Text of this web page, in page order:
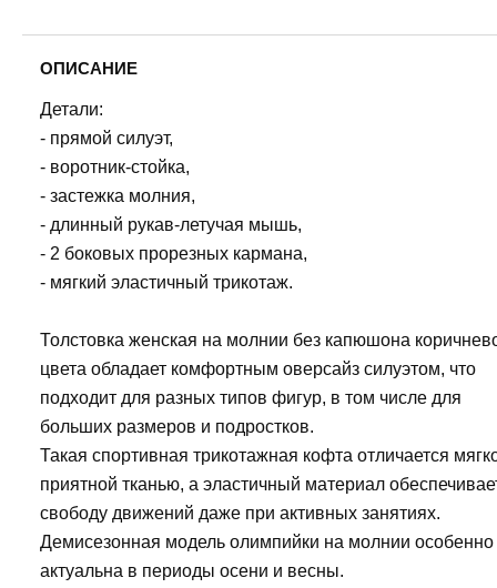
ОПИСАНИЕ
Детали:
- прямой силуэт,
- воротник-стойка,
- застежка молния,
- длинный рукав-летучая мышь,
- 2 боковых прорезных кармана,
- мягкий эластичный трикотаж.
Толстовка женская на молнии без капюшона
цвета обладает комфортным оверсайз силуэтом, что
подходит для разных типов фигур, в том числе для
больших размеров и подростков.
Такая спортивная трикотажная кофта отличается
приятной тканью, а эластичный материал
свободу движений даже при активных занятиях.
Демисезонная модель олимпийки на молнии особенно
актуальна в периоды осени и весны.